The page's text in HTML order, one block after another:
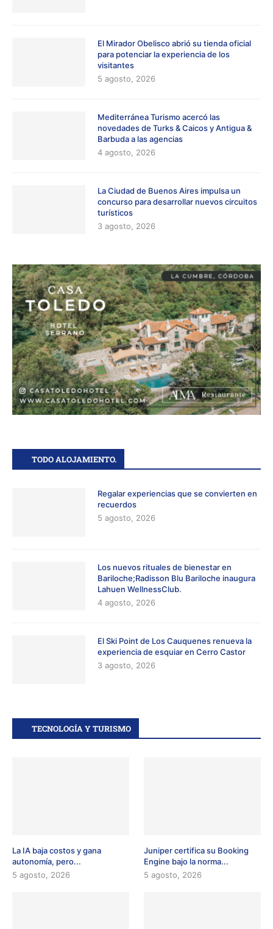
El Mirador Obelisco abrió su tienda oficial
para potenciar la experiencia de los
visitantes
5 agosto, 2026
Mediterránea Turismo acercó las
novedades de Turks & Caicos y Antigua &
Barbuda a las agencias
4 agosto, 2026
La Ciudad de Buenos Aires impulsa un
concurso para desarrollar nuevos circuitos
turísticos
3 agosto, 2026
TODO ALOJAMIENTO.
Regalar experiencias que se convierten en
recuerdos
5 agosto, 2026
Los nuevos rituales de bienestar en
Bariloche;Radisson Blu Bariloche inaugura
Lahuen WellnessClub.
4 agosto, 2026
El Ski Point de Los Cauquenes renueva la
experiencia de esquiar en Cerro Castor
3 agosto, 2026
TECNOLOGÍA Y TURISMO
La IA baja costos y gana
autonomía, pero...
5 agosto, 2026
Juniper certifica su Booking
Engine bajo la norma...
5 agosto, 2026